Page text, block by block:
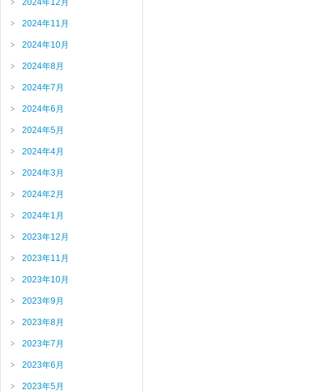
2024年12月
2024年11月
2024年10月
2024年8月
2024年7月
2024年6月
2024年5月
2024年4月
2024年3月
2024年2月
2024年1月
2023年12月
2023年11月
2023年10月
2023年9月
2023年8月
2023年7月
2023年6月
2023年5月